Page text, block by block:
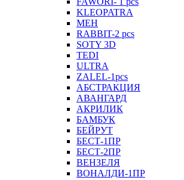
KLEOPATRA
MEH
RABBIT-2 pcs
SOTY 3D
TEDI
ULTRA
ZALEL-1pcs
АБСТРАКЦИЯ
АВАНГАРД
АКРИЛИК
БАМБУК
БЕЙРУТ
БЕСТ-1ПР
БЕСТ-2ПР
ВЕНЗЕЛЯ
ВОНАЛДИ-1ПР